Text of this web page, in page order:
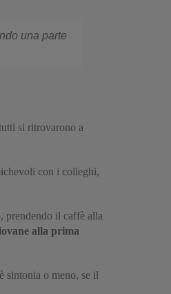
una parte
si ritrovarono a
con i colleghi,
prendendo il caffè alla
alla prima
sintonia o meno, se il